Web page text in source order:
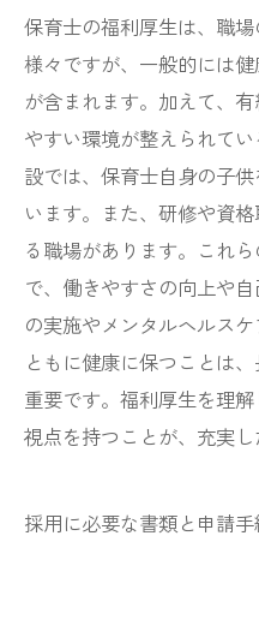
保育士の福利厚生は、職
様々ですが、一般的には
が含まれます。加えて、
やすい環境が整えられて
設では、保育士自身の子
います。また、研修や資
る職場があります。これ
で、働きやすさの向上や
の実施やメンタルヘルス
ともに健康に保つことは
重要です。福利厚生を理
視点を持つことが、充実し
採用に必要な書類と申請手